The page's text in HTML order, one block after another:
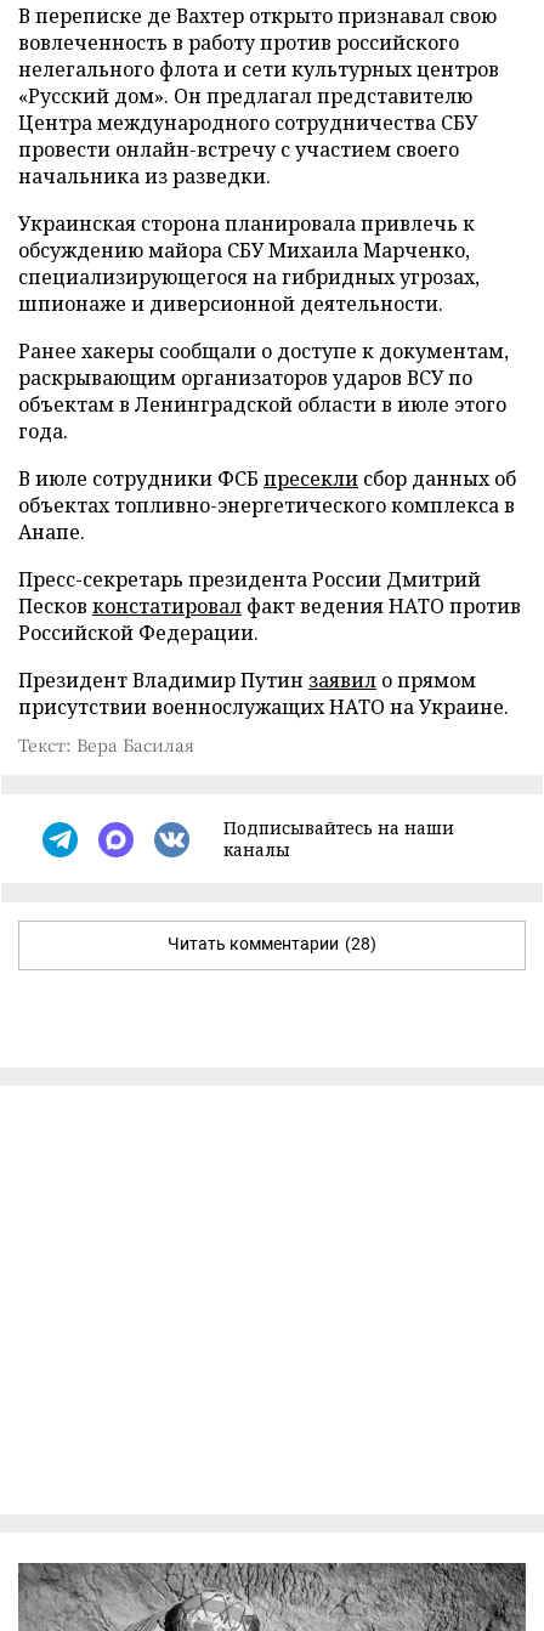
В переписке де Вахтер открыто признавал свою
вовлеченность в работу против российского
нелегального флота и сети культурных центров
«Русский дом». Он предлагал представителю
Центра международного сотрудничества СБУ
провести онлайн-встречу с участием своего
начальника из разведки.
Украинская сторона планировала привлечь к
обсуждению майора СБУ Михаила Марченко,
специализирующегося на гибридных угрозах,
шпионаже и диверсионной деятельности.
Ранее хакеры сообщали о доступе к документам,
раскрывающим организаторов ударов ВСУ по
объектам в Ленинградской области в июле этого
года.
В июле сотрудники ФСБ пресекли сбор данных об
объектах топливно-энергетического комплекса в
Анапе.
Пресс-секретарь президента России Дмитрий
Песков констатировал факт ведения НАТО против
Российской Федерации.
Президент Владимир Путин заявил о прямом
присутствии военнослужащих НАТО на Украине.
Текст: Вера Басилая
Подписывайтесь на наши
каналы
Читать комментарии (28)